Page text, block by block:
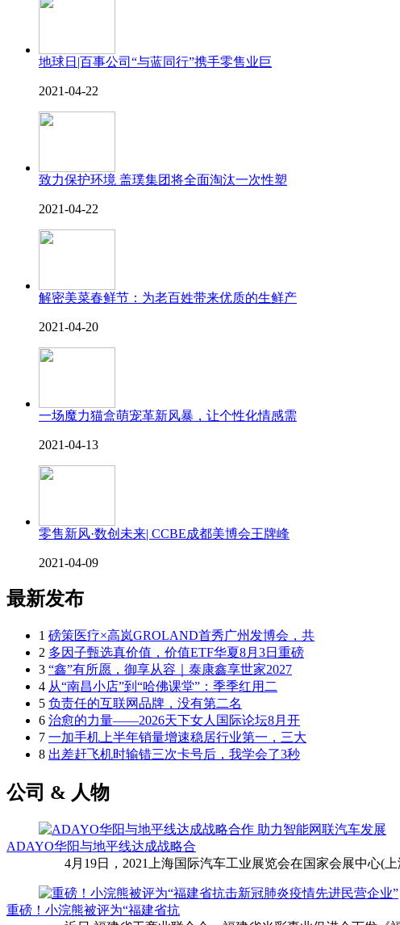
地球日|百事公司“与蓝同行”携手零售业巨
2021-04-22
致力保护环境 盖璞集团将全面淘汰一次性塑
2021-04-22
解密美菜春鲜节：为老百姓带来优质的生鲜产
2021-04-20
一场魔力猫盒萌宠革新风暴，让个性化情感需
2021-04-13
零售新风·数创未来| CCBE成都美博会王牌峰
2021-04-09
最新发布
1 磅策医疗×高岚GROLAND首秀广州发博会，共
2 多因子甄选真价值，价值ETF华夏8月3日重磅
3 “鑫”有所愿，御享从容｜泰康鑫享世家2027
4 从“南昌小店”到“哈佛课堂”：季季红用二
5 负责任的互联网品牌，没有第二名
6 治愈的力量——2026天下女人国际论坛8月开
7 一加手机上半年销量增速稳居行业第一，三大
8 出差赶飞机时输错三次卡号后，我学会了3秒
公司 & 人物
ADAYO华阳与地平线达成战略合
4月19日，2021上海国际汽车工业展览会在国家会展中心(
重磅！小浣熊被评为“福建省抗